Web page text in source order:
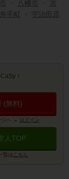
・ 八幡市 ・
京
井手町 ・
宇治田原
！
(無料)
ジへ → ログイン
人TOP
覧は こちら